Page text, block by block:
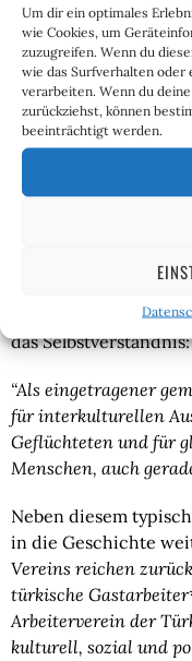
Um dir ein optimales
wie Cookies, um
zuzugreifen. Wenn du
wie das Surfverhalten oder
verarbeiten. Wenn du
zurückziehst, können
beeinträchtigt werden.
die Seite fließen, ist
Kleine Anfrage der
bringen, würde sich
Ein Blick ins
stutzig: Anstatt
anderer Verein als
für die Inhalte
Verein für gleiche
das Selbstverständnis:
“Als eingetragener
für interkultu­rellen
Geflüchteten und für
Menschen, auch
Neben diesem
in die Geschichte
Vereins reichen
tür­kische
Arbeiterverein der
kulturell, sozial und